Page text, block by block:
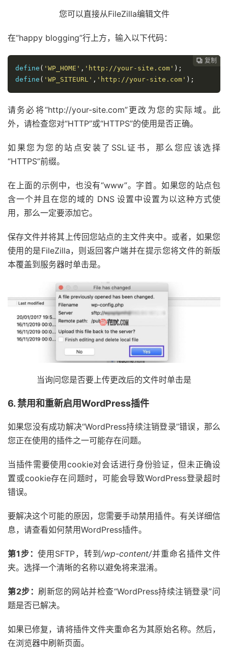
您可以直接从FileZilla编辑文件
在“happy blogging”行上方，输入以下代码：
 复制
 复制
 复制
 复制
define ( 'WP_HOME' , 'http://your-site.com' );
define ( 'WP_SITEURL' , 'http://your-site.com' );
请务必将“http://your-site.com”更改为您的实际域。此
外，请检查您对“HTTP”或“HTTPS”的使用是否正确。
如果您为您的站点安装了SSL证书，那么您应该选择
“HTTPS”前缀。
在上面的示例中，也没有“www”。字首。如果您的站点包
含一个并且在您的域的 DNS 设置中设置为以这种方式使
用，那么一定要添加它。
保存文件并将其上传回您站点的主文件夹中。或者，如果您
使用的是FileZilla，则返回客户端并在提示您将文件的新版
本覆盖到服务器时单击是。
当询问您是否要上传更改后的文件时单击是
6. 禁用和重新启用WordPress插件
如果您没有成功解决“WordPress持续注销登录”错误，那么
您正在使用的插件之一可能存在问题。
当插件需要使用cookie对会话进行身份验证，但未正确设
置或cookie存在问题时，可能会导致WordPress登录超时
错误。
要解决这个可能的原因，您需要手动禁用插件。有关详细信
息，请查看如何禁用WordPress插件。
第1步：使用SFTP，转到/wp-content/并重命名插件文件
夹。选择一个清晰的名称以避免将来混淆。
第2步： 刷新您的网站并检查“WordPress持续注销登录”问
题是否已解决。
如果已修复，请将插件文件夹重命名为其原始名称。然后，
在浏览器中刷新页面。